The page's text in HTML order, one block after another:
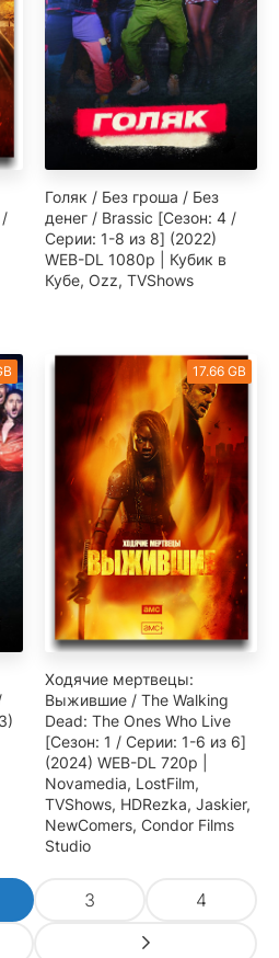
/
Голяк / Без гроша / Без
денег / Brassic [Сезон: 4 /
Серии: 1-8 из 8] (2022)
WEB-DL 1080p | Кубик в
Кубе, Ozz, TVShows
17.66 GB
Ходячие мертвецы:
Выжившие / The Walking
Dead: The Ones Who Live
[Сезон: 1 / Серии: 1-6 из 6]
(2024) WEB-DL 720p |
Novamedia, LostFilm,
TVShows, HDRezka, Jaskier,
NewComers, Condor Films
Studio
3 4